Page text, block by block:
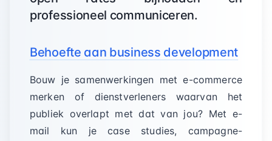
professioneel communiceren.
Behoefte aan business development
Bouw je samenwerkingen met e-commerce
merken of dienstverleners waarvan het
publiek overlapt met dat van jou? Met e-
mail kun je case studies, campagne-